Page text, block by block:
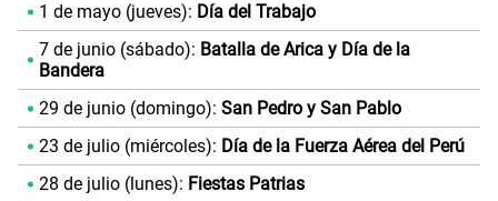
1 de mayo (jueves): Día del Trabajo
7 de junio (sábado): Batalla de Arica y Día de la
Bandera
29 de junio (domingo): San Pedro y San Pablo
23 de julio (miércoles): Día de la Fuerza Aérea del Perú
28 de julio (lunes): Fiestas Patrias